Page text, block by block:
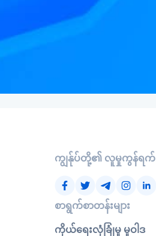
ကျွန်ုပ်တို့၏ လူမှုကွန်ရက်
စာရွက်စာတန်းများ
ကိုယ်ရေးလုံခြုံမှု မူဝါဒ